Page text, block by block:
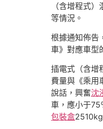
（含增程式）
等情況。
根據通知佈告
車》對應車型
插電式（含增
費量與《乘用
說話，興奮沈
車，應小于75
包裝盒